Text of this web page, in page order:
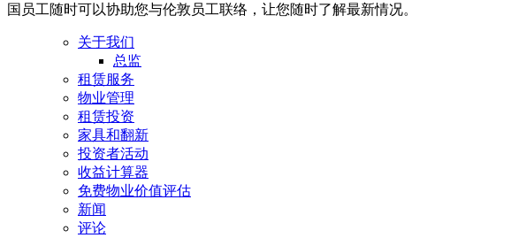
国员工随时可以协助您与伦敦员工联络，让您随时了解最新情况。
关于我们
总监
租赁服务
物业管理
租赁投资
家具和翻新
投资者活动
收益计算器
免费物业价值评估
新闻
评论